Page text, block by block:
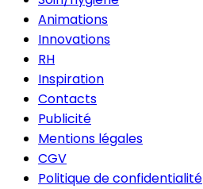
Animations
Innovations
RH
Inspiration
Contacts
Publicité
Mentions légales
CGV
Politique de confidentialité